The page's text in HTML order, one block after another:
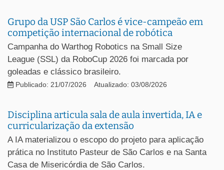
Grupo da USP São Carlos é vice-campeão em
competição internacional de robótica
Campanha do Warthog Robotics na Small Size
League (SSL) da RoboCup 2026 foi marcada por
goleadas e clássico brasileiro.
Publicado: 21/07/2026 Atualizado: 03/08/2026
Disciplina articula sala de aula invertida, IA e
curricularização da extensão
A IA materializou o escopo do projeto para aplicação
prática no Instituto Pasteur de São Carlos e na Santa
Casa de Misericórdia de São Carlos.